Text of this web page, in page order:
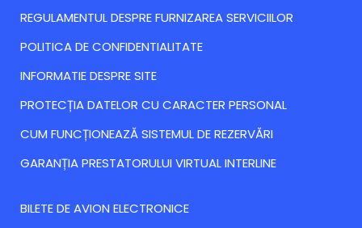
REGULAMENTUL DESPRE FURNIZAREA SERVICIILOR
POLITICA DE CONFIDENTIALITATE
INFORMATIE DESPRE SITE
PROTECȚIA DATELOR CU CARACTER PERSONAL
CUM FUNCȚIONEAZĂ SISTEMUL DE REZERVĂRI
GARANȚIA PRESTATORULUI VIRTUAL INTERLINE
BILETE DE AVION ELECTRONICE